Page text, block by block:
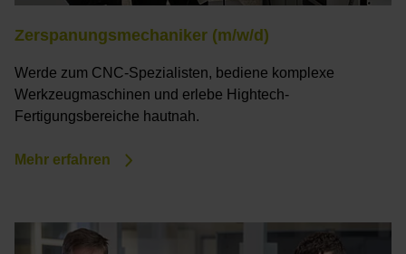
Zerspanungsmechaniker (m/w/d)
Werde zum CNC-Spezialisten, bediene komplexe
Werkzeugmaschinen und erlebe Hightech-
Fertigungsbereiche hautnah.
Mehr erfahren